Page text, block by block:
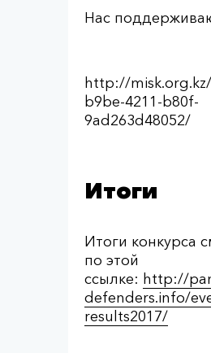
Нас
http://
b9be-4211-b80f-
9ad263d48052/
Итоги
Итоги конкурса
по этой
ссылке: http://
defenders.info/
results2017/